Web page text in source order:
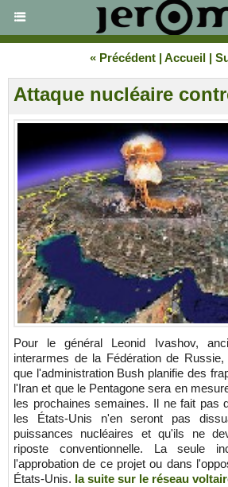
« Précédent | Accueil |
Attaque nucléaire
Pour le général Leonid Ivashov,
interarmes de la Fédération de
que l'administration Bush planifie des
l'Iran et que le Pentagone sera en
les prochaines semaines. Il ne fait pas
les États-Unis n'en seront pas
puissances nucléaires et qu'ils ne
riposte conventionnelle. La seule
l'approbation de ce projet ou dans
États-Unis. la suite sur le réseau